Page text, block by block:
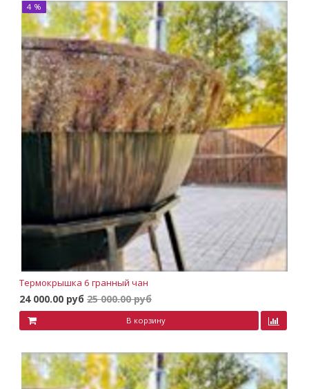
4 %
Термокрышка 6 гранный чан
24 000.00 руб 25 000.00 руб
В корзину